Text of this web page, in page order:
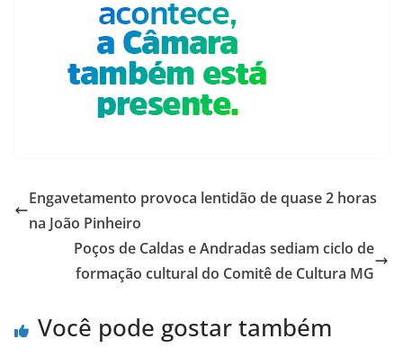
Engavetamento provoca lentidão de quase 2 horas
na João Pinheiro
Poços de Caldas e Andradas sediam ciclo de
formação cultural do Comitê de Cultura MG
Você pode gostar também